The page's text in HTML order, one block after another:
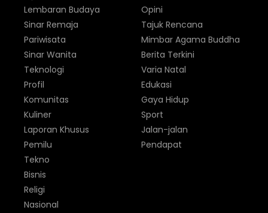
Lembaran Budaya
Sinar Remaja
Pariwisata
Sinar Wanita
Opini
Tajuk Rencana
Mimbar Agama Buddha
Berita Terkini
Teknologi
Profil
Komunitas
Kuliner
Laporan Khusus
Pemilu
Varia Natal
Edukasi
Gaya Hidup
Sport
Jalan-jalan
Pendapat
Tekno
Bisnis
Religi
Nasional